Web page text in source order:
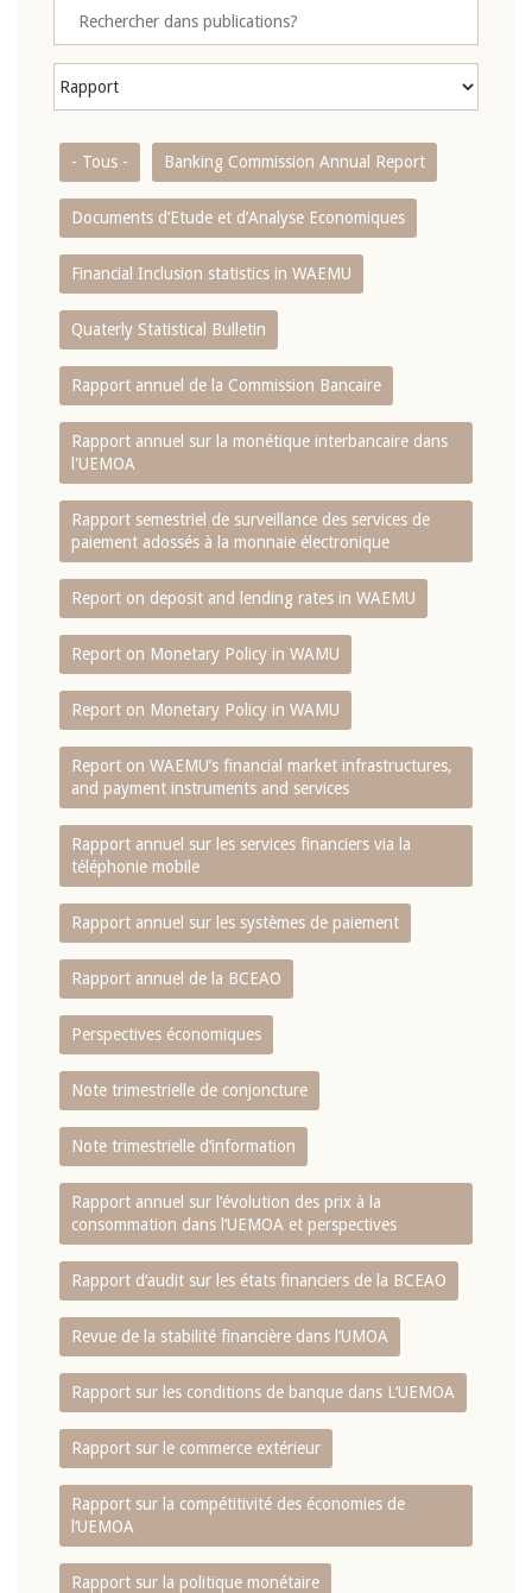
- Tous - Banking Commission Annual Report
Documents d’Etude et d’Analyse Economiques
Financial Inclusion statistics in WAEMU
Quaterly Statistical Bulletin
Rapport annuel de la Commission Bancaire
Rapport annuel sur la monétique interbancaire dans
l'UEMOA
Rapport semestriel de surveillance des services de
paiement adossés à la monnaie électronique
Report on deposit and lending rates in WAEMU
Report on Monetary Policy in WAMU
Report on Monetary Policy in WAMU
Report on WAEMU’s financial market infrastructures,
and payment instruments and services
Rapport annuel sur les services financiers via la
téléphonie mobile
Rapport annuel sur les systèmes de paiement
Rapport annuel de la BCEAO
Perspectives économiques
Note trimestrielle de conjoncture
Note trimestrielle d‘information
Rapport annuel sur l‘évolution des prix à la
consommation dans l‘UEMOA et perspectives
Rapport d‘audit sur les états financiers de la BCEAO
Revue de la stabilité financière dans l‘UMOA
Rapport sur les conditions de banque dans L‘UEMOA
Rapport sur le commerce extérieur
Rapport sur la compétitivité des économies de
l‘UEMOA
Rapport sur la politique monétaire